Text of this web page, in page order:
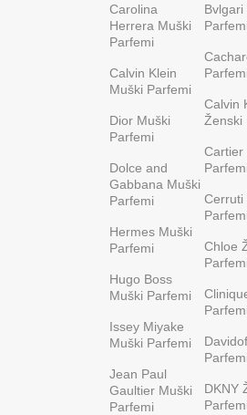
Carolina
Herrera Muški
Parfemi
Calvin Klein
Muški Parfemi
Dior Muški
Parfemi
Dolce and
Gabbana Muški
Parfemi
Hermes Muški
Parfemi
Hugo Boss
Muški Parfemi
Issey Miyake
Muški Parfemi
Jean Paul
Gaultier Muški
Parfemi
Bvlgari
Parfemi
Parfemi
Calvin
Ženski
Cartier
Parfemi
Cerruti
Parfemi
Chloe
Parfemi
Parfemi
Parfemi
DKNY
Parfemi